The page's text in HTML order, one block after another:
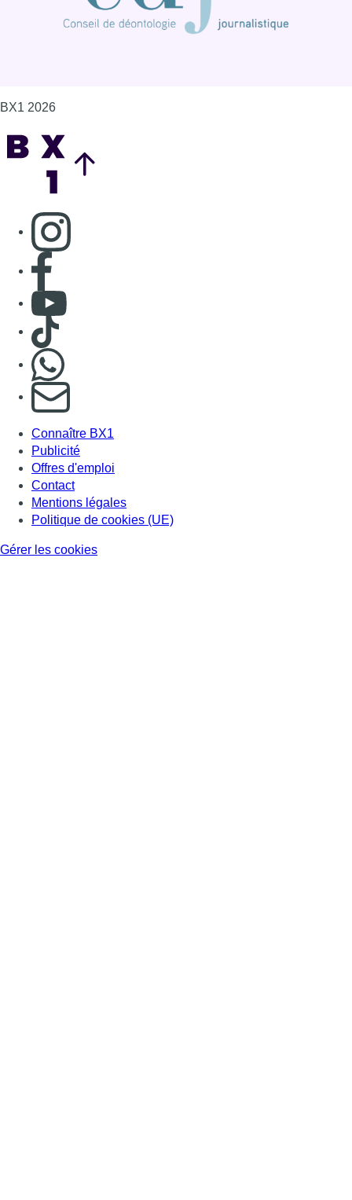
BX1 2026
Consulter page Instagram
Consulter page Facebook
Consulter Youtube
Consulter TikTok
S'abonner à notre newsletter
Connaître BX1
Publicité
Offres d'emploi
Contact
Mentions légales
Politique de cookies (UE)
Gérer les cookies